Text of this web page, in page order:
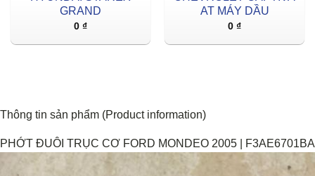
GRAND
0 ₫
AT MÁY DẦU
0 ₫
Thông tin sản phẩm (Product information)
PHỚT ĐUÔI TRỤC CƠ FORD MONDEO 2005 | F3AE6701BA